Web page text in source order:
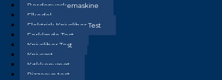
Bordopvaskemaskine
Elkedel
Elektrisk Knivsliber Test
Forklæde Test
Knivsliber Test
Knivsæt
Køkkenvægt
Pizzaovn test